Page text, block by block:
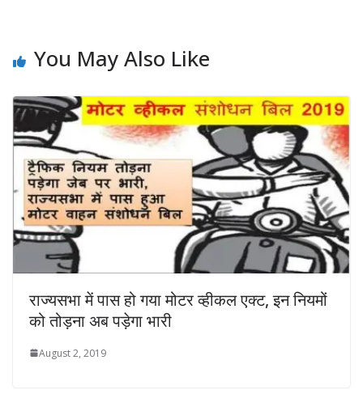
You May Also Like
राज्यसभा में पास हो गया मोटर व्हीकल एक्ट, इन नियमों
को तोड़ना अब पड़ेगा भारी
August 2, 2019